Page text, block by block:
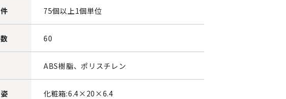
75個以上1個単位
60
ABS樹脂、ポリスチレン
化粧箱:6.4×20×6.4